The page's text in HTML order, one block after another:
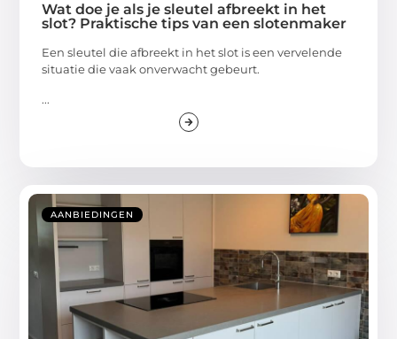
Wat doe je als je sleutel afbreekt in het
slot? Praktische tips van een slotenmaker
Een sleutel die afbreekt in het slot is een vervelende
situatie die vaak onverwacht gebeurt.
...
AANBIEDINGEN